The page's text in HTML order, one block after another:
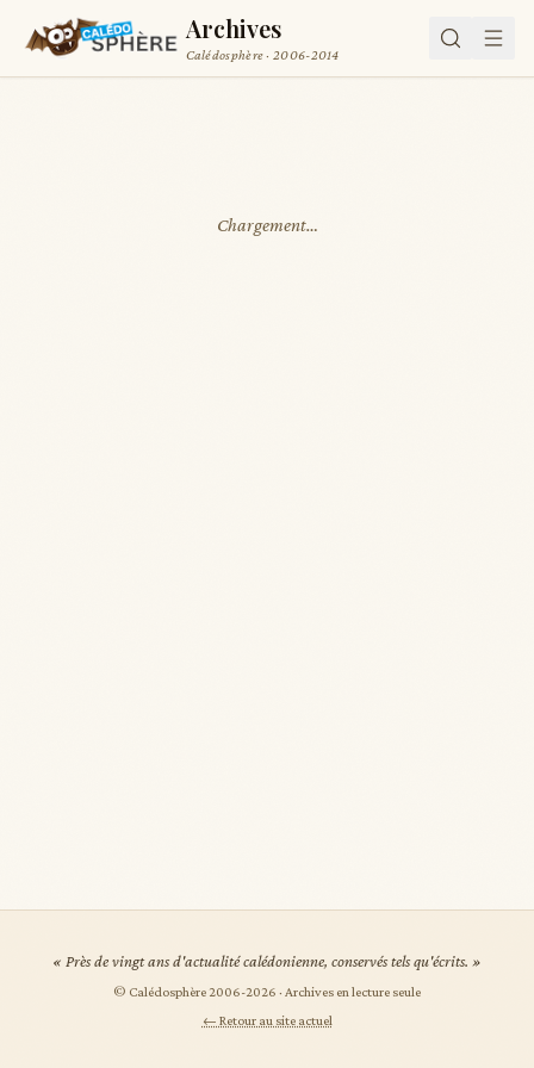
Archives
Calédosphère · 2006-2014
Chargement…
« Près de vingt ans d'actualité calédonienne, conservés tels qu'écrits. »
© Calédosphère 2006-2026 · Archives en lecture seule
← Retour au site actuel